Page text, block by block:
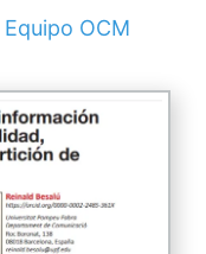
Equipo OCM